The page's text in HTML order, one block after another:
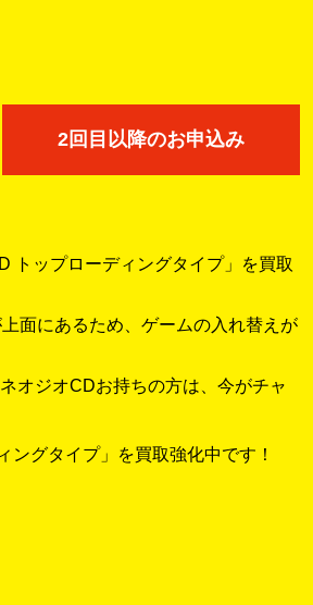
2回目以降のお申込み
トップローディングタイプ」を買取
面にあるため、ゲームの入れ替えが
オジオCDお持ちの方は、今がチャ
グタイプ」を買取強化中です！